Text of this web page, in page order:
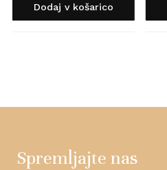
Dodaj v košarico
Spremljajte nas